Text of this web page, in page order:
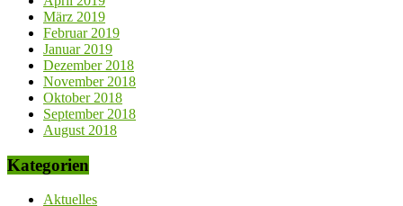
März 2019
Februar 2019
Januar 2019
Dezember 2018
November 2018
Oktober 2018
September 2018
August 2018
Kategorien
Aktuelles